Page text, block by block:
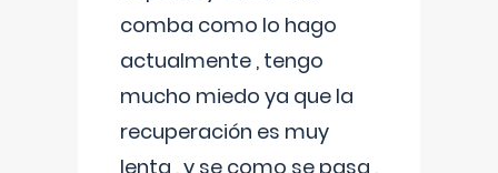
comba como lo hago
actualmente , tengo
mucho miedo ya que la
recuperación es muy
lenta , y se como se pasa ,